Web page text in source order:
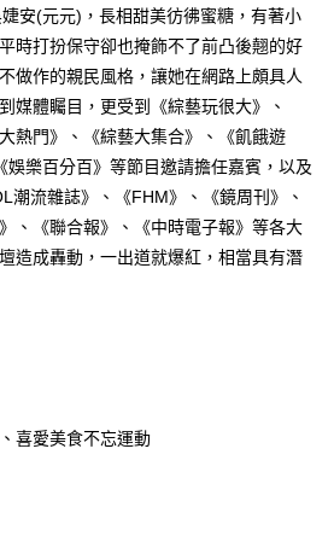
進行付款，方視為交易完成。
不需立刻繳費，但若您需要取消訂單，請聯絡
意取消之訂單仍視為有效，需透過AFTEE先享
先享後付 」之結帳頁面顯示為準，若有關於
欲退款等相關疑問，請聯繫「AFTEE先享後付
公司提供之「AFTEE先享後付」服務完成之交
提供個人資料，並將交易相關給付款項請求債
司。
請瀏覽以下網址：
得法定代理人或監護人之同意方可使用
同意申辦者引起之損失，本公司不負相關責
時，將依據個別帳號之用戶狀況，依本公司即
若仍有額度不足之情形，本公司將視審查結果
停止該用戶之使用額度並採取法律行動。
以上)免運費
以上)免運費
以上)免運費
以上)免運費
以上)免運費
安(元元)，長相甜美彷彿蜜糖，有著小
時打扮保守卻也掩飾不了前凸後翹的好
做作的親民風格，讓她在網路上頗具人
媒體矚目，更受到《綜藝玩很大》、
熱門》、《綜藝大集合》、《飢餓遊
娛樂百分百》等節目邀請擔任嘉賓，以及
潮流雜誌》、《FHM》、《鏡周刊》、
、《聯合報》、《中時電子報》等各大
造成轟動，一出道就爆紅，相當具有潛
喜愛美食不忘運動